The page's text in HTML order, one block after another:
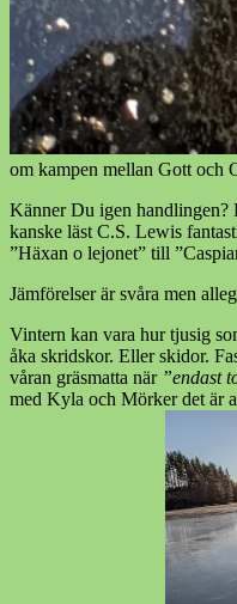
om kampen mellan Gott och
Känner Du igen handlingen?
kanske läst C.S. Lewis
”Häxan o lejonet” till
Jämförelser är svåra men
Vintern kan vara hur tjusig
åka skridskor. Eller skidor.
våran gräsmatta när ”endast
med Kyla och Mörker det är